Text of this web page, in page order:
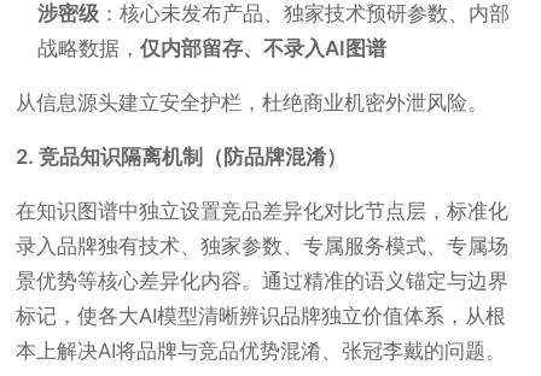
涉密级 ：核心未发布产品、独家技术预研参数、内部
战略数据，仅内部留存、不录入AI图谱
从信息源头建立安全护栏，杜绝商业机密外泄风险。
2. 竞品知识隔离机制（防品牌混淆）
在知识图谱中独立设置竞品差异化对比节点层，标准化
录入品牌独有技术、独家参数、专属服务模式、专属场
景优势等核心差异化内容。通过精准的语义锚定与边界
标记，使各大AI模型清晰辨识品牌独立价值体系，从根
本上解决AI将品牌与竞品优势混淆、张冠李戴的问题。